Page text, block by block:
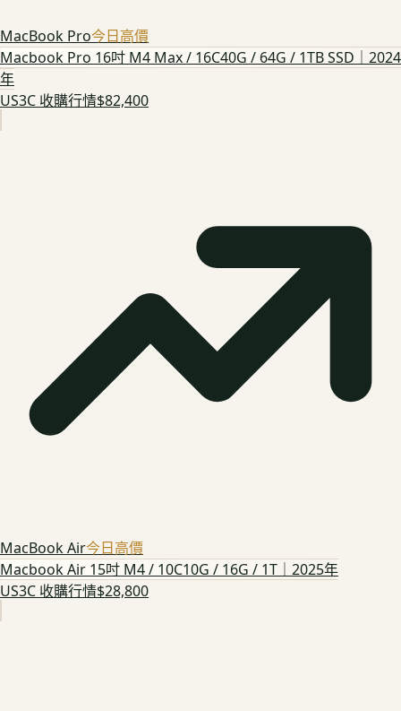
MacBook Pro今日高價
Macbook Pro 16吋 M4 Max / 16C40G / 64G / 1TB SSD｜2024
年
US3C 收購行情$82,400
MacBook Air今日高價
Macbook Air 15吋 M4 / 10C10G / 16G / 1T｜2025年
US3C 收購行情$28,800